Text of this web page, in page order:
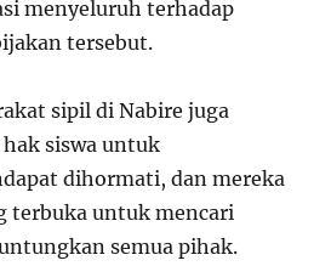
menyeluruh terhadap
tersebut.
sipil di Nabire juga
siswa untuk
dihormati, dan mereka
terbuka untuk mencari
semua pihak.